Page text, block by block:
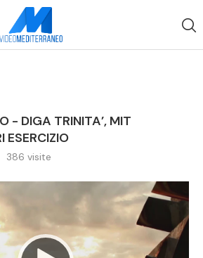
- DIGA TRINITA’, MIT
ESERCIZIO
386 visite
Player